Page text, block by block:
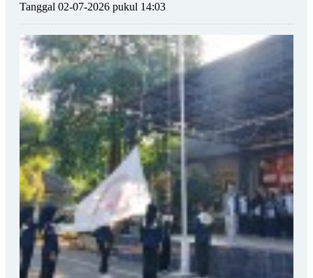
Tanggal 02-07-2026 pukul 14:03